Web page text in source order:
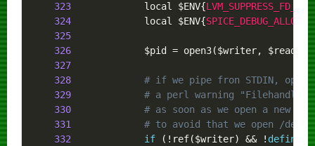
323
             local
$ENV{
324
             local
$ENV{
325
326
$pid = open3($writer, $reader ,
327
328
# if we pipe fron STDIN, open3
329
# a perl warning "Filehandle
330
# as soon as we open a new
331
# to avoid that we open /dev/
332
if ( ! ref($writer) && ! defined (